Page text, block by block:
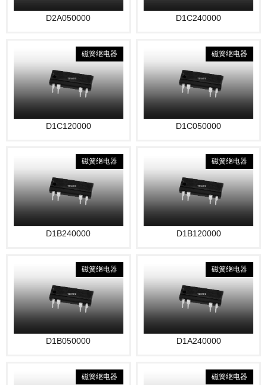
D2A050000 D1C240000
磁簧继电器
D1C120000
磁簧继电器
D1C050000
磁簧继电器
D1B240000
磁簧继电器
D1B120000
磁簧继电器
D1B050000
磁簧继电器
D1A240000
磁簧继电器 磁簧继电器